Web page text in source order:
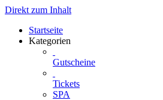
Direkt zum Inhalt
Startseite
Kategorien
Gutscheine
Tickets
SPA